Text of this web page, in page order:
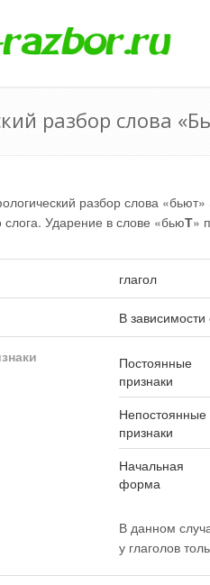
разбор слова
разбор слова «бьют»
слога. Ударение в слове «бьюТ»
глагол
В зависимости
Постоянные
признаки
Непостоянные
признаки
Начальная
форма
В данном
у глаголов